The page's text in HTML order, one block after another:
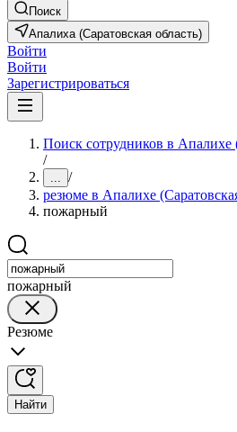
Поиск
Апалиха (Саратовская область)
Войти
Войти
Зарегистрироваться
Поиск сотрудников в Апалихе
/
... /
резюме в Апалихе
пожарный
пожарный
Резюме
Найти